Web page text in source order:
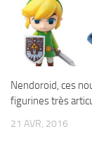
Nendoroid, ces
figurines très
21 AVR, 2016